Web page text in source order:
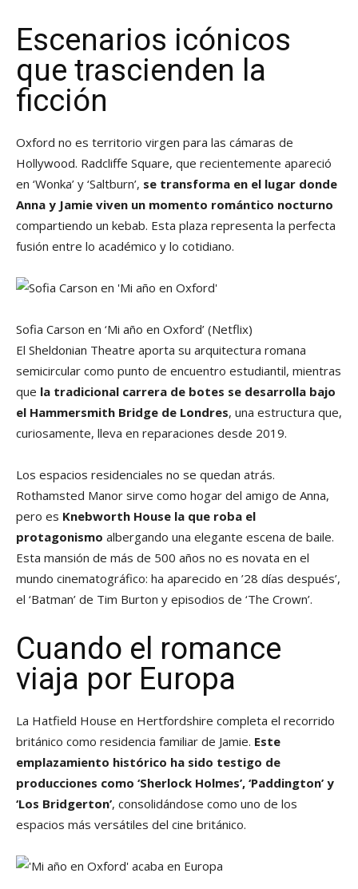
Escenarios icónicos
que trascienden la
ficción
Oxford no es territorio virgen para las cámaras de
Hollywood. Radcliffe Square, que recientemente apareció
en ‘Wonka’ y ‘Saltburn’, se transforma en el lugar donde
Anna y Jamie viven un momento romántico nocturno
compartiendo un kebab. Esta plaza representa la perfecta
fusión entre lo académico y lo cotidiano.
Sofia Carson en ‘Mi año en Oxford’ (Netflix)
El Sheldonian Theatre aporta su arquitectura romana
semicircular como punto de encuentro estudiantil, mientras
que la tradicional carrera de botes se desarrolla bajo
el Hammersmith Bridge de Londres, una estructura que,
curiosamente, lleva en reparaciones desde 2019.
Los espacios residenciales no se quedan atrás.
Rothamsted Manor sirve como hogar del amigo de Anna,
pero es Knebworth House la que roba el
protagonismo albergando una elegante escena de baile.
Esta mansión de más de 500 años no es novata en el
mundo cinematográfico: ha aparecido en ’28 días después’,
el ‘Batman’ de Tim Burton y episodios de ‘The Crown’.
Cuando el romance
viaja por Europa
La Hatfield House en Hertfordshire completa el recorrido
británico como residencia familiar de Jamie. Este
emplazamiento histórico ha sido testigo de
producciones como ‘Sherlock Holmes’, ‘Paddington’ y
‘Los Bridgerton’, consolidándose como uno de los
espacios más versátiles del cine británico.